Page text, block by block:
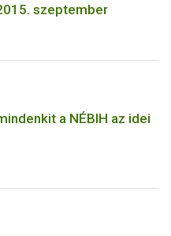
szeptember
a NÉBIH az idei